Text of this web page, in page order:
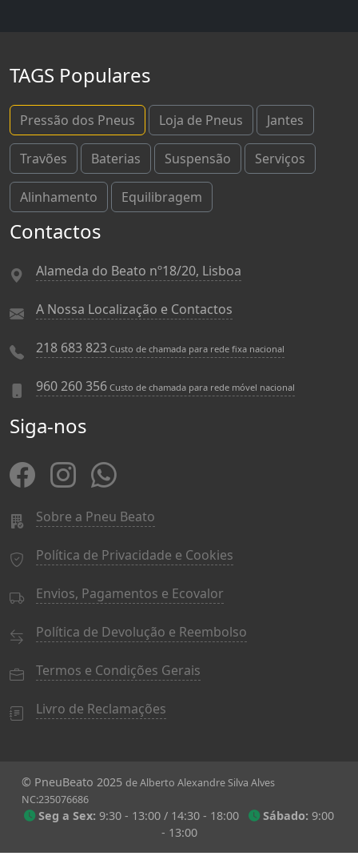
TAGS Populares
Pressão dos Pneus Loja de Pneus Jantes
Travões Baterias Suspensão Serviços
Alinhamento Equilibragem
Contactos
Alameda do Beato nº18/20, Lisboa
A Nossa Localização e Contactos
218 683 823 Custo de chamada para rede fixa nacional
960 260 356 Custo de chamada para rede móvel nacional
Siga-nos
Sobre a Pneu Beato
Política de Privacidade e Cookies
Envios, Pagamentos e Ecovalor
Política de Devolução e Reembolso
Termos e Condições Gerais
Livro de Reclamações
© PneuBeato 2025 de Alberto Alexandre Silva Alves
NC:235076686
Seg a Sex: 9:30 - 13:00 / 14:30 - 18:00 Sábado: 9:00
- 13:00